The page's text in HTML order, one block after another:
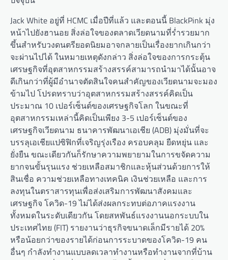
Jack White อยู่ที่ HCMC เมื่อปีที่แล้ว และตอนนี้ BlackPink มุ่ง
หน้าไปยังฮานอย สิ่งล่อใจของตลาดเวียดนามที่ร่ำรวยมาก
ขึ้นสำหรับวงดนตรียอดนิยมอาจกลายเป็นเรื่องยากเกินกว่า
จะผ่านไปได้ ในหมายเหตุดังกล่าว สิ่งล่อใจของการกระตุ้น
เศรษฐกิจที่อุตสาหกรรมสร้างสรรค์สามารถนำมาได้นั้นอาจ
ดีเกินกว่าที่ผู้มีอำนาจตัดสินใจคนสำคัญของเวียดนามจะมอง
ข้ามไป โปรดทราบว่าอุตสาหกรรมสร้างสรรค์คิดเป็น
ประมาณ 10 เปอร์เซ็นต์ของเศรษฐกิจโลก ในขณะที่
อุตสาหกรรมเหล่านี้คิดเป็นเพียง 3-5 เปอร์เซ็นต์ของ
เศรษฐกิจเวียดนาม ธนาคารพัฒนาเอเชีย (ADB) มุ่งมั่นที่จะ
บรรลุเอเชียแปซิฟิกที่เจริญรุ่งเรือง ครอบคลุม ยืดหยุ่น และ
ยั่งยืน ขณะเดียวกันก็รักษาความพยายามในการขจัดความ
ยากจนขั้นรุนแรง ช่วยเหลือสมาชิกและหุ้นส่วนด้วยการให้
สินเชื่อ ความช่วยเหลือทางเทคนิค เงินช่วยเหลือ และการ
ลงทุนในตราสารทุนเพื่อส่งเสริมการพัฒนาสังคมและ
เศรษฐกิจ โควิด-19 ไม่ได้ส่งผลกระทบต่อภาคแรงงาน
ทั้งหมดในระดับเดียวกัน โดยสหพันธ์แรงงานนอกระบบใน
ประเทศไทย (FIT) รายงานว่าธุรกิจขนาดเล็กมีรายได้ 20%
หรือน้อยกว่าของรายได้ก่อนการระบาดของโควิด-19 คน
อื่นๆ กำลังทำงานแบบลดเวลาทำงานหรือทำงานจากที่บ้าน